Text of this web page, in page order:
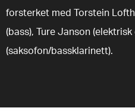
forsterket med Torstein
(bass), Ture Janson
(saksofon/bassklarinett).